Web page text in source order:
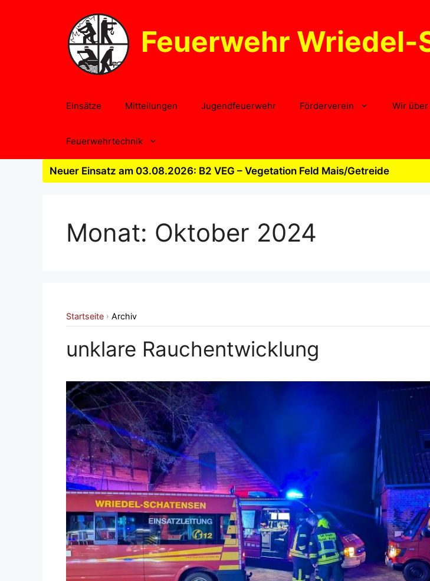
Feuerwehr Wriedel-
Einsätze Mitteilungen Jugendfeuerwehr Förderverein Wir über
Feuerwehrtechnik
Neuer Einsatz am 03.08.2026: B2 VEG – Vegetation Feld Mais/Getreide
Monat: Oktober 2024
Startseite › Archiv
unklare Rauchentwicklung